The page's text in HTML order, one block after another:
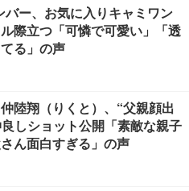
ー、お気に入りキャミワン
際立つ「可憐で可愛い」「透
る」の声
仲陸翔（りくと）、“父親顔出
しショット公開「素敵な親子
ん面白すぎる」の声